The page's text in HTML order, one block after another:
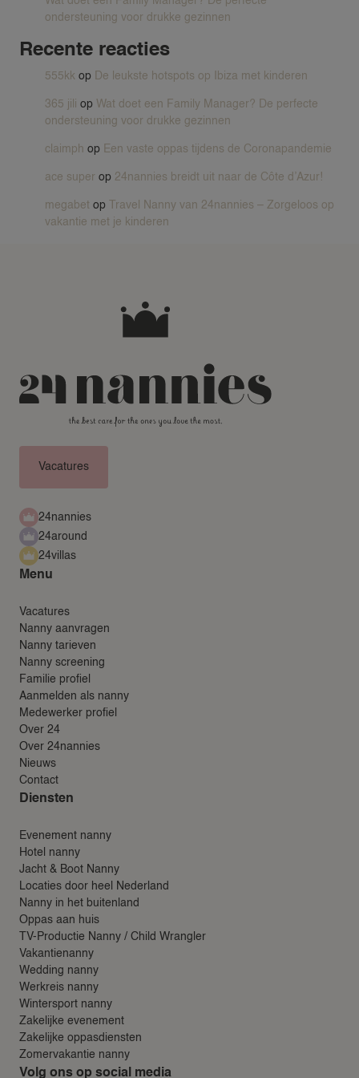
ondersteuning voor drukke gezinnen
Recente reacties
555kk op De leukste hotspots op Ibiza met kinderen
365 jili op Wat doet een Family Manager? De perfecte
ondersteuning voor drukke gezinnen
claimph op Een vaste oppas tijdens de Coronapandemie
ace super op 24nannies breidt uit naar de Côte d’Azur!
megabet op
Travel Nanny van 24nannies – Zorgeloos op
vakantie met je kinderen
Vacatures
24nannies
24around
24villas
Menu
Vacatures
Nanny aanvragen
Nanny tarieven
Nanny screening
Familie profiel
Aanmelden als nanny
Medewerker profiel
Over 24
Over 24nannies
Nieuws
Contact
Diensten
Evenement nanny
Hotel nanny
Jacht & Boot Nanny
Locaties door heel Nederland
Nanny in het buitenland
Oppas aan huis
TV-Productie Nanny / Child Wrangler
Vakantienanny
Wedding nanny
Werkreis nanny
Wintersport nanny
Zakelijke evenement
Zakelijke oppasdiensten
Zomervakantie nanny
Volg ons op social media